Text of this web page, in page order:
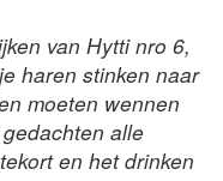
van Hytti nro 6,
haren stinken naar
moeten wennen
alle
en het drinken